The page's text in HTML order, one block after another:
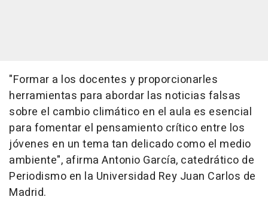
"Formar a los docentes y proporcionarles
herramientas para abordar las noticias falsas
sobre el cambio climático en el aula es esencial
para fomentar el pensamiento crítico entre los
jóvenes en un tema tan delicado como el medio
ambiente", afirma Antonio García, catedrático de
Periodismo en la Universidad Rey Juan Carlos de
Madrid.